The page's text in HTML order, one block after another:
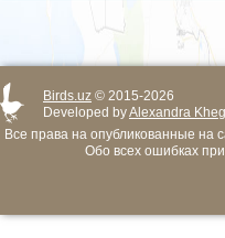
Birds.uz © 2015-2026
Developed byAlexandra
Все права на опубликованные на
Обо всех ошибках